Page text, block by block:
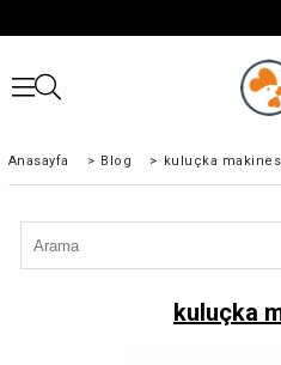
Anasayfa > Blog > kuluçka
kuluçka